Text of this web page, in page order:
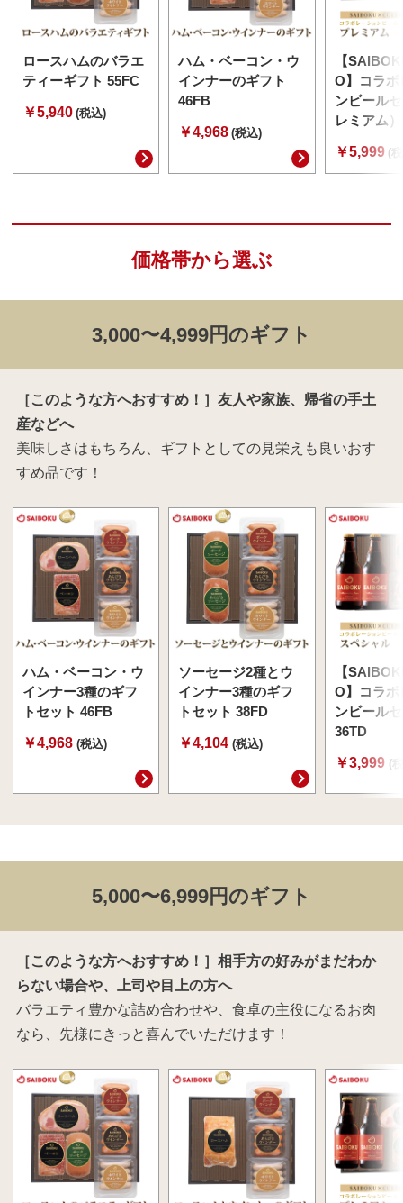
ロースハムのバラエ
ティーギフト 55FC
￥5,940 (税込)
ハム・ベーコン・ウ
インナーのギフト
46FB
￥4,968 (税込)
【
O】コラボ
ンビール
レミアム
￥5,999 (
価格帯から選ぶ
3,000〜4,999円のギフト
［このような方へおすすめ！］友人や家族、帰省の手土
産などへ
美味しさはもちろん、ギフトとしての見栄えも良いおす
すめ品です！
ハム・ベーコン・ウ
インナー3種のギフ
トセット 46FB
￥4,968 (税込)
ソーセージ2種とウ
インナー3種のギフ
トセット 38FD
￥4,104 (税込)
【
O】コラボ
ンビール
36TD
￥3,999 (
5,000〜6,999円のギフト
［このような方へおすすめ！］相手方の好みがまだわか
らない場合や、上司や目上の方へ
バラエティ豊かな詰め合わせや、食卓の主役になるお肉
なら、先様にきっと喜んでいただけます！